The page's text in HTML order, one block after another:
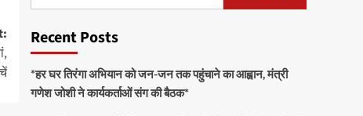
Recent Posts
*हर घर तिरंगा अभियान को जन-जन तक पहुंचाने का आह्वान, मंत्री
गणेश जोशी ने कार्यकर्ताओं संग की बैठक*